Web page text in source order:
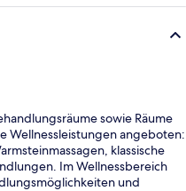
sowie Räume
Wellnessleistungen angeboten:
klassische
Im Wellnessbereich
und